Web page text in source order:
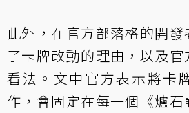
此外，在官方部落格的開發
了卡牌改動的理由，以及
看法。文中官方表示將卡
作，會固定在每一個《爐